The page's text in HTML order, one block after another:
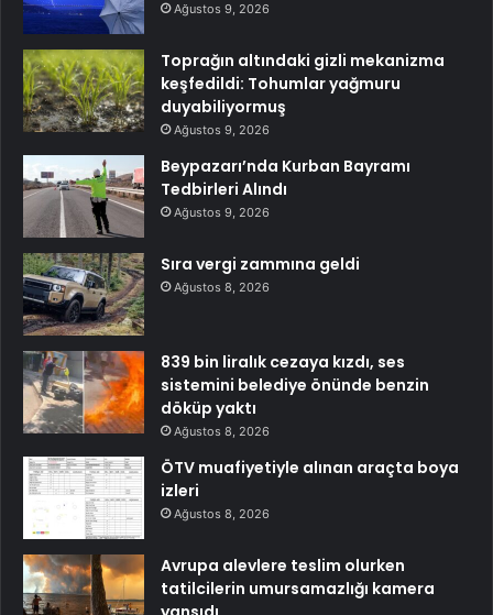
Ağustos 9, 2026
Toprağın altındaki gizli mekanizma
keşfedildi: Tohumlar yağmuru
duyabiliyormuş
Ağustos 9, 2026
Beypazarı’nda Kurban Bayramı
Tedbirleri Alındı
Ağustos 9, 2026
Sıra vergi zammına geldi
Ağustos 8, 2026
839 bin liralık cezaya kızdı, ses
sistemini belediye önünde benzin
döküp yaktı
Ağustos 8, 2026
ÖTV muafiyetiyle alınan araçta boya
izleri
Ağustos 8, 2026
Avrupa alevlere teslim olurken
tatilcilerin umursamazlığı kamera